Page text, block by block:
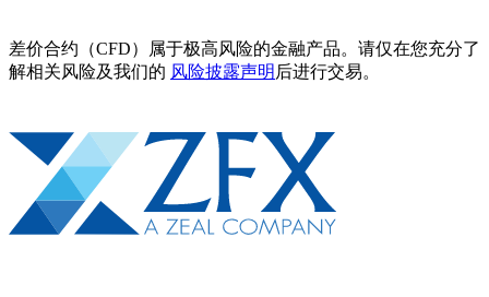
差价合约（CFD）属于极高风险的金融产品。请仅在您充分了
解相关风险及我们的 风险披露声明 后进行交易。